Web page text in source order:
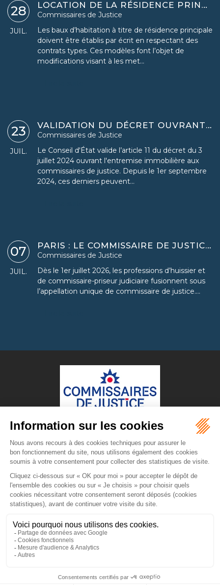
LOCATION DE LA RÉSIDENCE PRINCIPALE : MISE À JOUR DU CONTRAT-TYPE
28
JUIL.
Commissaires de Justice
Les baux d’habitation à titre de résidence principale
doivent être établis par écrit en respectant des
contrats types. Ces modèles font l’objet de
modifications visant à les met...
VALIDATION DU DÉCRET OUVRANT L’INTERMÉDIATION AUX COMMISSAIRES DE JUSTICE
23
JUIL.
Commissaires de Justice
Le Conseil d'État valide l’article 11 du décret du 3
juillet 2024 ouvrant l'entremise immobilière aux
commissaires de justice. Depuis le 1er septembre
2024, ces derniers peuvent...
PARIS : LE COMMISSAIRE DE JUSTICE REMPLACE L'HUISSIER
07
JUIL.
Commissaires de Justice
Dès le 1er juillet 2026, les professions d’huissier et
de commissaire-priseur judiciaire fusionnent sous
l’appellation unique de commissaire de justice....
LEBLANC & ASSOCIES
85 Rue Mazagran
38480 LE PONT DE BEAUVOISIN
04 76 37 00 15
Constats :06 87 71 70 01
Email :leblanc38@commissaire-justice.fr
NOUS LOCALISER
ACCUEIL
PRÉSENTATION
TARIFS
POLITIQUE DE CONFIDENTIALITÉ